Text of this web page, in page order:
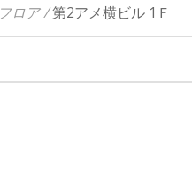
フロア/第2アメ横ビル 1Ｆ